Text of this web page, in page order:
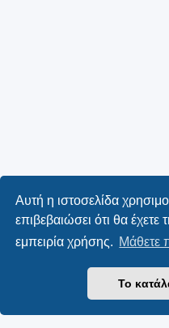
Αυτή η ιστοσελίδα
επιβεβαιώσει ότι θα έχετε
εμπειρία χρήσης. Μάθετε
Το